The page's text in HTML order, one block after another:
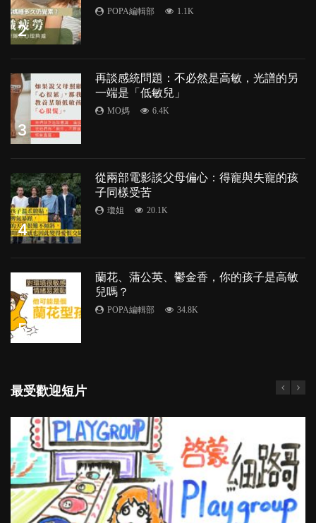
2
POPA編輯部 1.1K
3
再談感統問題：不必然是高敏，光譜的另
一端是「低敏兒」
MO媽 6.4K
4
從兩部電影談父母偏心：得寵與失寵的孩
子同樣受苦
瓊姐 20.1K
5
蘭花、蒲公英、鬱金香，你的孩子是高敏
兒嗎？
POPA編輯部 34.8K
最受歡迎短片